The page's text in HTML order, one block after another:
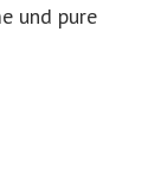
und pure